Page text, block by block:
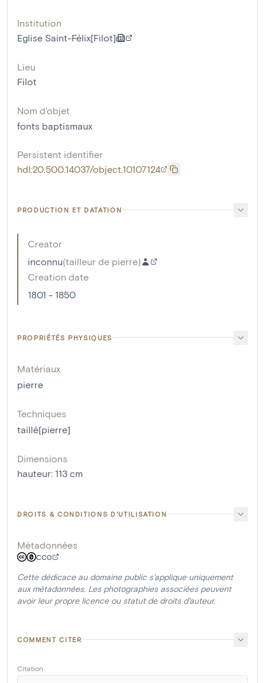
Institution
Eglise Saint-Félix[Filot]
Lieu
Filot
Nom d'objet
fonts baptismaux
Persistent identifier
hdl:20.500.14037/object.10107124
PRODUCTION ET DATATION
Creator
inconnu(tailleur de pierre)
Creation date
1801 - 1850
PROPRIÉTÉS PHYSIQUES
Matériaux
pierre
Techniques
taillé[pierre]
Dimensions
hauteur: 113 cm
DROITS & CONDITIONS D'UTILISATION
Métadonnées
CC0
Cette dédicace au domaine public s'applique uniquement
aux métadonnées. Les photographies associées peuvent
avoir leur propre licence ou statut de droits d'auteur.
COMMENT CITER
Citation